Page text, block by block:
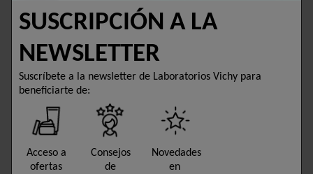
SUSCRIPCIÓN A LA
NEWSLETTER
Suscríbete a la newsletter de Laboratorios Vichy para
beneficiarte de:
Acceso a
ofertas
Consejos
de
Novedades
en